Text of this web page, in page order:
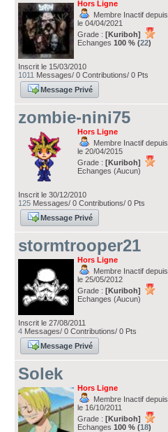
Hors Ligne
Membre Inactif depuis
le 04/04/2021
Grade : [Kuriboh]
Echanges 100 % (22)
Inscrit le 15/03/2010
1011 Messages/ 0 Contributions/ 0 Pts
Message Privé
zombie-nini75
Hors Ligne
Membre Inactif depuis
le 20/04/2015
Grade : [Kuriboh]
Echanges (Aucun)
Inscrit le 30/12/2010
125 Messages/ 0 Contributions/ 0 Pts
Message Privé
stormtrooper21
Hors Ligne
Membre Inactif depuis
le 25/05/2012
Grade : [Kuriboh]
Echanges (Aucun)
Inscrit le 27/08/2011
4 Messages/ 0 Contributions/ 0 Pts
Message Privé
Solek
Hors Ligne
Membre Inactif depuis
le 16/10/2011
Grade : [Kuriboh]
Echanges 100 % (18)